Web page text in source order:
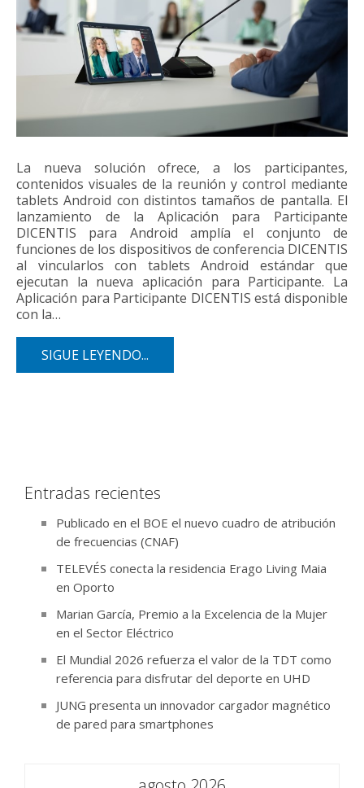
La nueva solución ofrece, a los participantes,
contenidos visuales de la reunión y control mediante
tablets Android con distintos tamaños de pantalla. El
lanzamiento de la Aplicación para Participante
DICENTIS para Android amplía el conjunto de
funciones de los dispositivos de conferencia DICENTIS
al vincularlos con tablets Android estándar que
ejecutan la nueva aplicación para Participante. La
Aplicación para Participante DICENTIS está disponible
con la…
SIGUE LEYENDO...
Entradas recientes
Publicado en el BOE el nuevo cuadro de atribución
de frecuencias (CNAF)
TELEVÉS conecta la residencia Erago Living Maia
en Oporto
Marian García, Premio a la Excelencia de la Mujer
en el Sector Eléctrico
El Mundial 2026 refuerza el valor de la TDT como
referencia para disfrutar del deporte en UHD
JUNG presenta un innovador cargador magnético
de pared para smartphones